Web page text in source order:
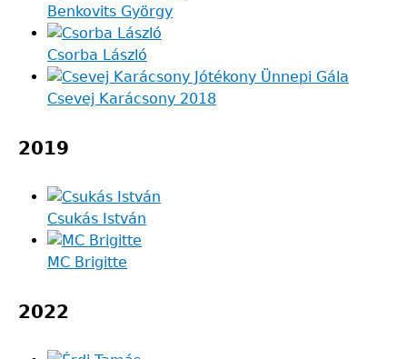
Benkovits György
Csorba László
Csevej Karácsony 2018
2019
Csukás István
MC Brigitte
2022